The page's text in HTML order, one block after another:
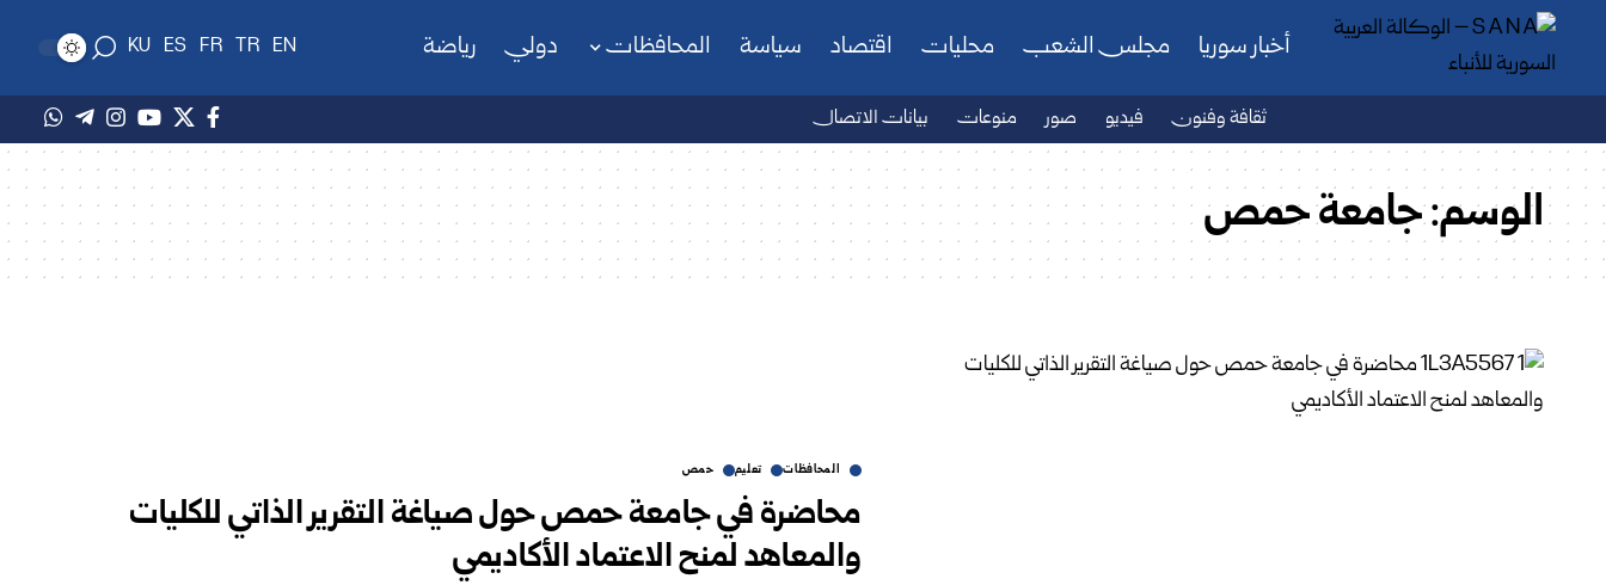
أخبار سوريا مجلس الشعب محليات اقتصاد سياسة المحافظات دولي رياضة EN
TR
FR
ES
KU
ثقافة وفنون فيديو صور منوعات بيانات الاتصال
الوسم:جامعة حمص
المحافظات تعليم حمص
محاضرة في جامعة حمص حول صياغة التقرير الذاتي للكليات
والمعاهد لمنح ‏الاعتماد الأكاديمي